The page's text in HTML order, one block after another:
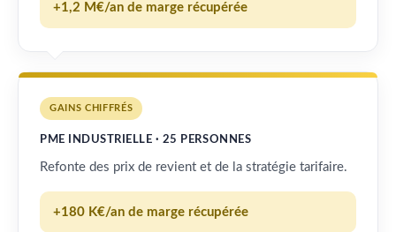
+1,2 M€/an de marge récupérée
GAINS CHIFFRÉS
PME INDUSTRIELLE · 25 PERSONNES
Refonte des prix de revient et de la stratégie tarifaire.
+180 K€/an de marge récupérée